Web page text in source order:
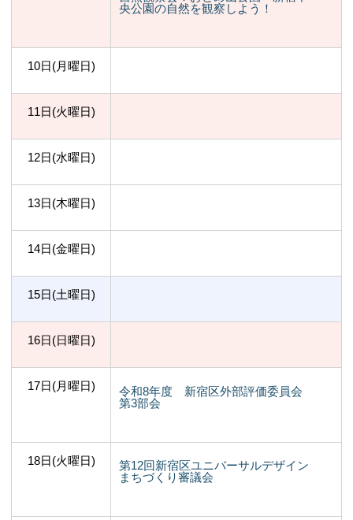
央公園の自然を観察しよう！
10日(月曜日)
11日(火曜日)
12日(水曜日)
13日(木曜日)
14日(金曜日)
15日(土曜日)
16日(日曜日)
17日(月曜日)
令和8年度 新宿区外部評価委員会
第3部会
18日(火曜日)
第12回新宿区ユニバーサルデザイン
まちづくり審議会